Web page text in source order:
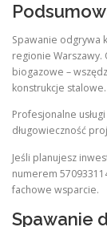
Spawanie odgrywa
regionie
biogazowe –
konstrukcje stalowe.
Profesjonalne
długowieczność
Jeśli planujesz
numerem
fachowe wsparcie.
Spawanie